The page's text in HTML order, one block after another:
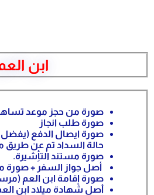
ابن
صورة من حجز موعد
صورة طلب انجاز
صورة ايصال الدفع (يفضل
حالة السداد تم عن طريق
صورة مستند التأِشيرة.
أصل جواز السفر + صورة
صورة إقامة ابن العم
أصل شهادة ميلاد ابن